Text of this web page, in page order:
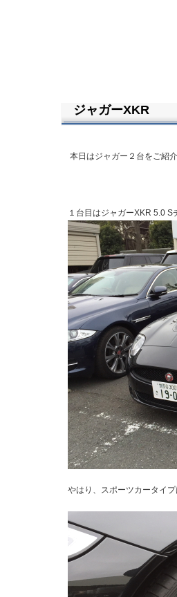
ジャガーXKR
本日はジャガー２台をご紹
１台目はジャガーXKR 5.0 S
やはり、スポーツカータイ